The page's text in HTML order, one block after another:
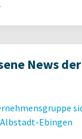
News
Ebingen